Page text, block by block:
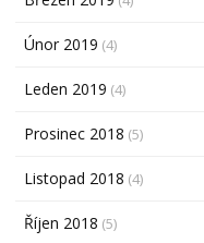
Únor 2019 (4)
Leden 2019 (4)
Prosinec 2018 (5)
Listopad 2018 (4)
Říjen 2018 (5)